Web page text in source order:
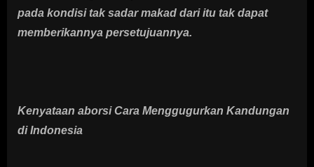
pada kondisi tak sadar makad dari itu tak dapat
memberikannya persetujuannya.
Kenyataan aborsi Cara Menggugurkan Kandungan
di Indonesia